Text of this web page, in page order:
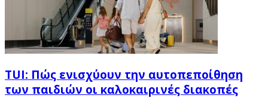
TUI: Πώς ενισχύουν την αυτοπεποίθηση
των παιδιών οι καλοκαιρινές διακοπές